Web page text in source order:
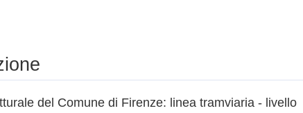
del Comune di Firenze: linea tramviaria - livello